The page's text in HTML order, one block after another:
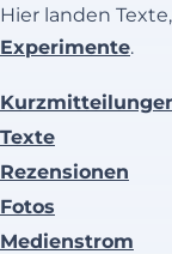
Hier landen
Experimente.
Texte
Rezensionen
Fotos
Medienstrom